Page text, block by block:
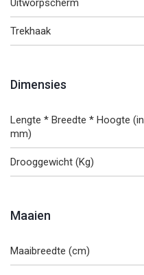
Uitworpscherm
Trekhaak
Dimensies
Lengte * Breedte * Hoogte (in
mm)
Drooggewicht (Kg)
Maaien
Maaibreedte (cm)